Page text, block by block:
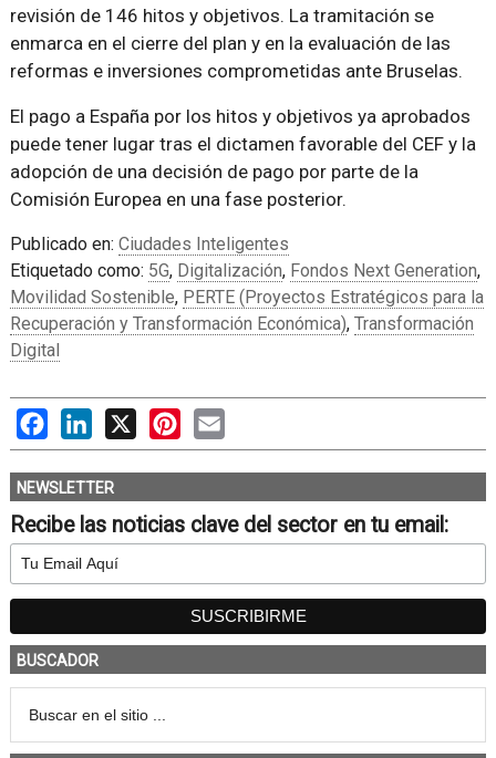
revisión de 146 hitos y objetivos. La tramitación se
enmarca en el cierre del plan y en la evaluación de las
reformas e inversiones comprometidas ante Bruselas.
El pago a España por los hitos y objetivos ya aprobados
puede tener lugar tras el dictamen favorable del CEF y la
adopción de una decisión de pago por parte de la
Comisión Europea en una fase posterior.
Publicado en: Ciudades Inteligentes
Etiquetado como: 5G, Digitalización, Fondos Next Generation,
Movilidad Sostenible, PERTE (Proyectos Estratégicos para la
Recuperación y Transformación Económica), Transformación
Digital
FacebookLinkedIn
X PinterestEmail
NEWSLETTER
Recibe las noticias clave del sector en tu email:
BUSCADOR